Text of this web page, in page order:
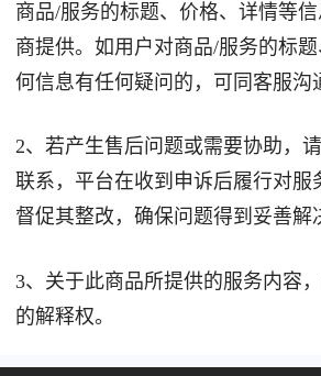
商品/服务的标题、价格、详情等
商提供。如用户对商品/服务的标
何信息有任何疑问的，可同客服沟
2、若产生售后问题或需要协助，
联系，平台在收到申诉后履行对服
督促其整改，确保问题得到妥善解
3、关于此商品所提供的服务内容
的解释权。